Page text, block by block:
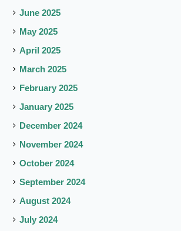
June 2025
May 2025
April 2025
March 2025
February 2025
January 2025
December 2024
November 2024
October 2024
September 2024
August 2024
July 2024